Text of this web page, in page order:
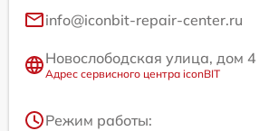
info@iconbit-repair-center.ru
Новослободская улица, дом 4
Адрес сервисного центра iconBIT
Режим работы: